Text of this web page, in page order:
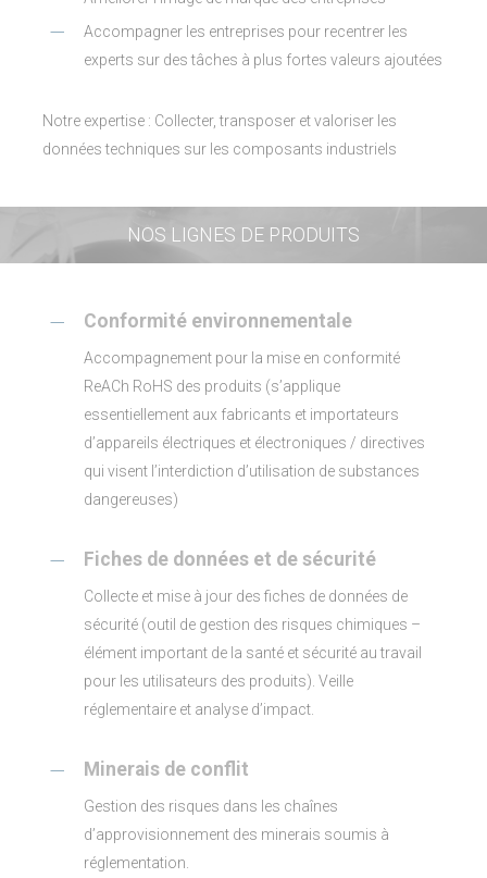
Accompagner les entreprises pour recentrer les
experts sur des tâches à plus fortes valeurs ajoutées
Notre expertise : Collecter, transposer et valoriser les
données techniques sur les composants industriels
NOS LIGNES DE PRODUITS
Conformité environnementale
Accompagnement pour la mise en conformité
ReACh RoHS des produits (s’applique
essentiellement aux fabricants et importateurs
d’appareils électriques et électroniques / directives
qui visent l’interdiction d’utilisation de substances
dangereuses)
Fiches de données et de sécurité
Collecte et mise à jour des fiches de données de
sécurité (outil de gestion des risques chimiques –
élément important de la santé et sécurité au travail
pour les utilisateurs des produits). Veille
réglementaire et analyse d’impact.
Minerais de conflit
Gestion des risques dans les chaînes
d’approvisionnement des minerais soumis à
réglementation.